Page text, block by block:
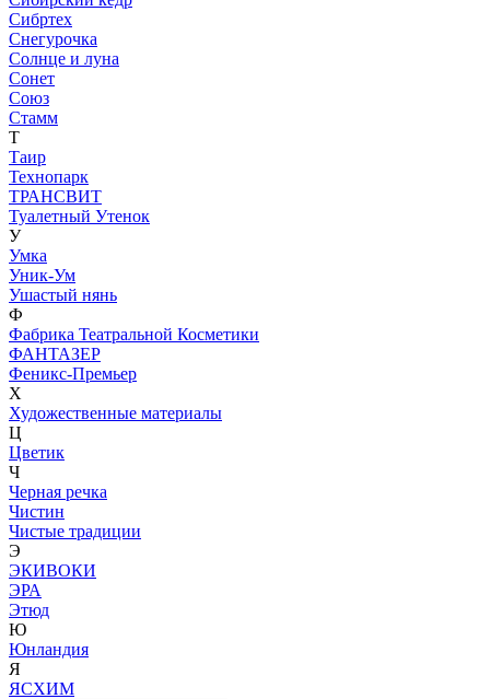
Сибртех
Снегурочка
Солнце и луна
Сонет
Союз
Стамм
Т
Таир
Технопарк
ТРАНСВИТ
Туалетный Утенок
У
Умка
Уник-Ум
Ушастый нянь
Ф
Фабрика Театральной Косметики
ФАНТАЗЕР
Феникс-Премьер
Х
Художественные материалы
Ц
Цветик
Ч
Черная речка
Чистин
Чистые традиции
Э
ЭКИВОКИ
ЭРА
Этюд
Ю
Юнландия
Я
ЯСХИМ